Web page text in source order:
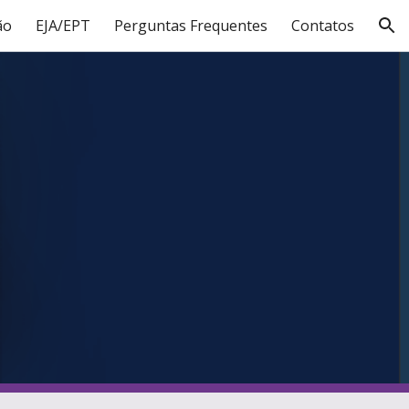
EJA/EPT Perguntas Frequentes Contatos